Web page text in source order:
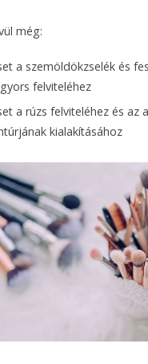
még:
a szemöldökzselék és
felviteléhez
a rúzs felviteléhez és az
kialakításához